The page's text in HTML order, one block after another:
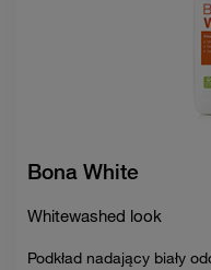
Bona White
Whitewashed look
Podkład nadający biały